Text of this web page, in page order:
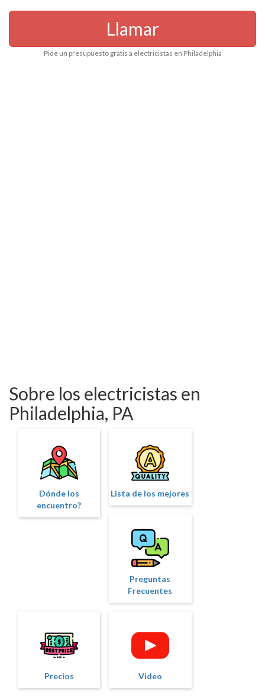
Llamar
Pide un presupuesto gratis a electricistas en Philadelphia
Sobre los electricistas en
Philadelphia, PA
Dónde los
encuentro?
Lista de los mejores
Preguntas
Frecuentes
Precios Video